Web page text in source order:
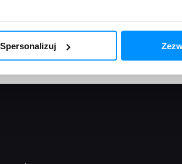
Spersonalizuj
REGON: 386040760, NIP:
o kapitale zakładowym: 100 000